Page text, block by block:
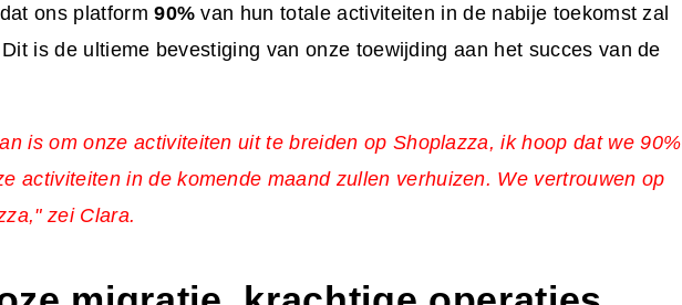
ons platform90% van hun totale activiteiten in de nabije toekomst zal
is de ultieme bevestiging van onze toewijding aan het succes van de
is om onze activiteiten uit te breiden op Shoplazza, ik hoop dat we 90%
activiteiten in de komende maand zullen verhuizen. We vertrouwen op
zei Clara.